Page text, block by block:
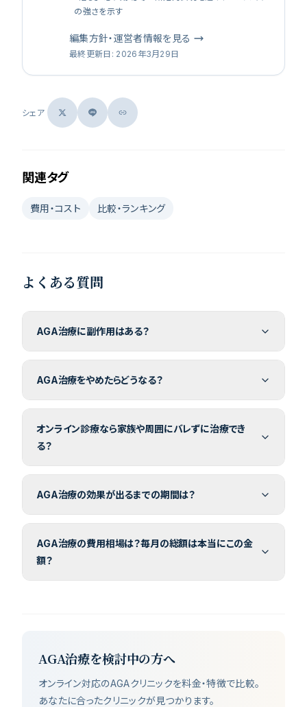
の強さを示す
編集方針・運営者情報を見る
最終更新日 : 2026年3月29日
シェア
関連タグ
費用・コスト 比較・ランキング
よくある質問
AGA治療に副作用はある？
AGA治療をやめたらどうなる？
オンライン診療なら家族や周囲にバレずに治療でき
る？
AGA治療の効果が出るまでの期間は？
AGA治療の費用相場は？毎月の総額は本当にこの金
額？
AGA治療を検討中の方へ
オンライン対応のAGAクリニックを料金・特徴で比較。
あなたに合ったクリニックが見つかります。